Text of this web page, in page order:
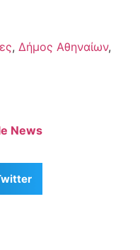
, Δήμος Αθηναίων,
News